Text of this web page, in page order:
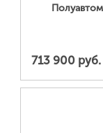
713 900 руб.